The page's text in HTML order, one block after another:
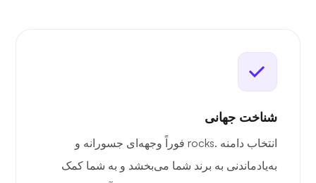
شناخت جهانی
انتخاب دامنه .rocks فوراً وجهه‌ای جسورانه و
به‌یادماندنی به برند شما می‌بخشد و به شما کمک